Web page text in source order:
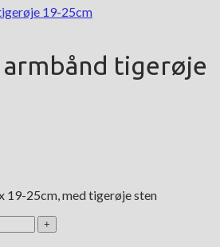
armbånd tigerøje
19-25cm, med tigerøje sten